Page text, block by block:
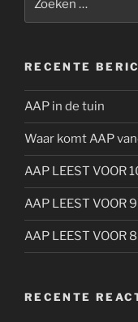
RECENTE
AAP in de tuin
Waar komt AAP
AAP LEEST VOOR
AAP LEEST VOOR
AAP LEEST VOOR 8
RECENTE